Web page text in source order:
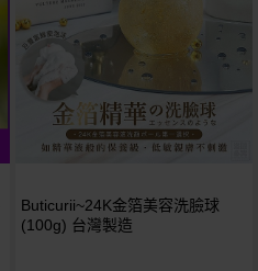
Buticurii~24K金箔美容洗臉球
(100g) 台灣製造